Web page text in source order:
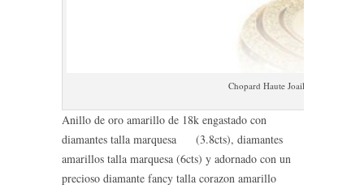
Chopard Haute Joaillerie ring
Anillo de oro amarillo de 18k engastado con
diamantes talla marquesa (3.8cts), diamantes
amarillos talla marquesa (6cts) y adornado con un
precioso diamante fancy talla corazon amarillo